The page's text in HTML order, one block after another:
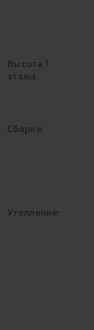
Высота 1
этажа:
Сборка:
Утепление: